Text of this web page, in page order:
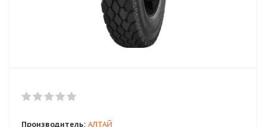
Производитель: АЛТАЙ